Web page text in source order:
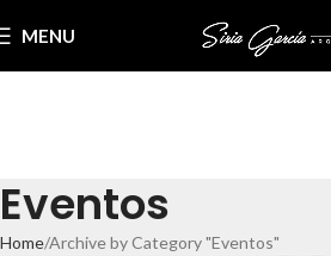
MENU
Eventos
Home Archive by Category "Eventos"